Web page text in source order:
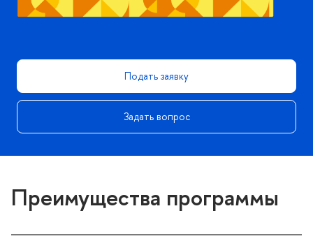
Подать заявку
Задать вопрос
Преимущества программы